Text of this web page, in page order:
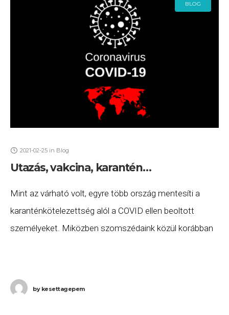
BLOG
2021-02-25 in Blog
Utazás, vakcina, karantén…
Mint az várható volt, egyre több ország mentesíti a
karanténkötelezettség alól a COVID ellen beoltott
személyeket. Miközben szomszédaink közül korábban
bykesettagepem